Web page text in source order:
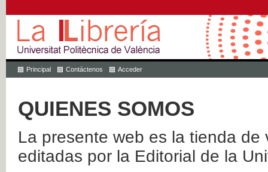
Principal Contáctenos Acceder
QUIENES SOMOS
La presente web es la tienda
editadas por la Editorial de la